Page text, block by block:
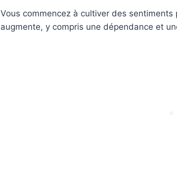
Vous commencez à cultiver des
augmente, y compris une dépendance et